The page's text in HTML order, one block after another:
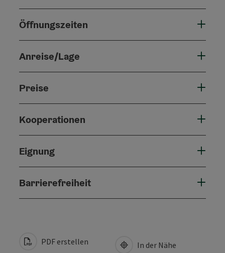
Öffnungszeiten
Anreise/Lage
Preise
Kooperationen
Eignung
Barrierefreiheit
PDF erstellen In der Nähe